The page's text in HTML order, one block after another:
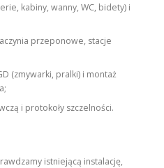
kabiny, wanny, WC, bidety) i
przeponowe, stacje
(zmywarki, pralki) i montaż
i protokoły szczelności.
istniejącą instalację,